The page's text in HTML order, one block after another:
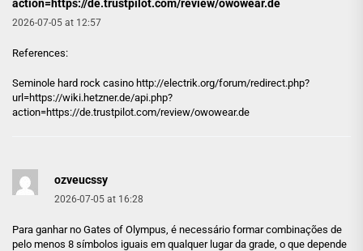
action=https://de.trustpilot.com/review/owowear.de
2026-07-05 at 12:57
References:
Seminole hard rock casino http://electrik.org/forum/redirect.php?
url=https://wiki.hetzner.de/api.php?
action=https://de.trustpilot.com/review/owowear.de
ozveucssy
2026-07-05 at 16:28
Para ganhar no Gates of Olympus, é necessário formar combinações de
pelo menos 8 símbolos iguais em qualquer lugar da grade, o que depende